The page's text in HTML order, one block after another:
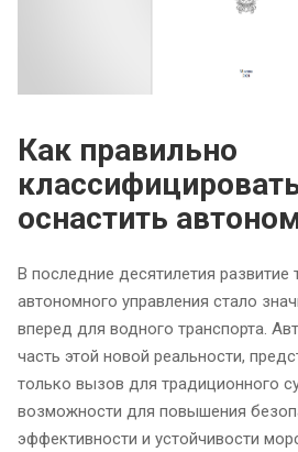
Как правильно
оснастить
В последние десятилетия развитие
автономного управления стало
вперед для водного транспорта.
часть этой новой реальности,
только вызов для традиционного
возможности для повышения
эффективности и устойчивости